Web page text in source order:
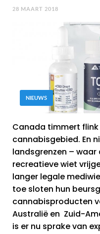
28 MAART 2018
NIEUWS
Canada timmert
cannabisgebied. En
landsgrenzen – waar
recreatieve wiet
langer legale
toe sloten hun
cannabisproducten
Australië en Zuid-
is er nu sprake van